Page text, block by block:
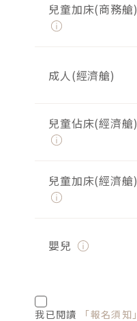
兒童加床(商務艙)
成人(經濟艙)
兒童佔床(經濟艙)
兒童加床(經濟艙)
嬰兒
我已閱讀 「報名須知」